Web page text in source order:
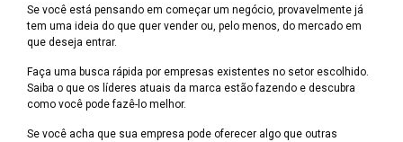
Se você está pensando em começar um negócio, provavelmente já
tem uma ideia do que quer vender ou, pelo menos, do mercado em
que deseja entrar.
Faça uma busca rápida por empresas existentes no setor escolhido.
Saiba o que os líderes atuais da marca estão fazendo e descubra
como você pode fazê-lo melhor.
Se você acha que sua empresa pode oferecer algo que outras